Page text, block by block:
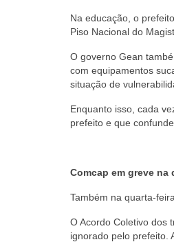
Na educação, o
Piso Nacional do
O governo Gean
com equipamentos
situação de
Enquanto isso, cada
prefeito e que
Comcap em greve
Também na quarta-
O Acordo Coletivo dos
ignorado pelo prefeito.